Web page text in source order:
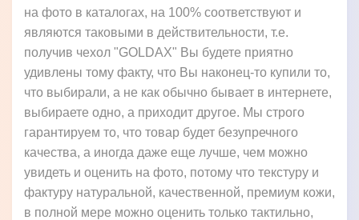
на фото в каталогах, на 100% соответствуют и
являются таковыми в действительности, т.е.
получив чехол "GOLDAX" Вы будете приятно
удивлены тому факту, что Вы наконец-то купили то,
что выбирали, а не как обычно бывает в интернете,
выбираете одно, а приходит другое. Мы строго
гарантируем то, что товар будет безупречного
качества, а иногда даже еще лучше, чем можно
увидеть и оценить на фото, потому что текстуру и
фактуру натуральной, качественной, премиум кожи,
в полной мере можно оценить только тактильно,